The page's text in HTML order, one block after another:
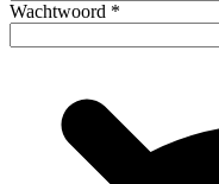
Wachtwoord *